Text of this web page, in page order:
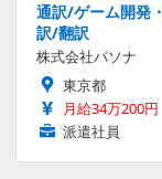
通訳/ゲーム開発
訳/翻訳
株式会社パソナ
東京都
月給34万200円
派遣社員